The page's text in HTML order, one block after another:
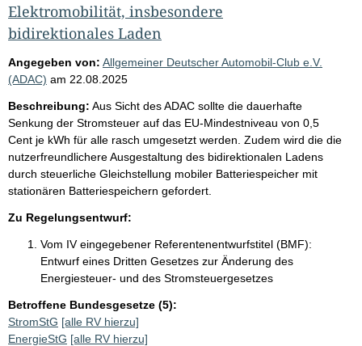
Elektromobilität, insbesondere
bidirektionales Laden
Angegeben von: Allgemeiner Deutscher Automobil-Club e.V.
(ADAC) am 22.08.2025
Beschreibung: Aus Sicht des ADAC sollte die dauerhafte
Senkung der Stromsteuer auf das EU-Mindestniveau von 0,5
Cent je kWh für alle rasch umgesetzt werden. Zudem wird die die
nutzerfreundlichere Ausgestaltung des bidirektionalen Ladens
durch steuerliche Gleichstellung mobiler Batteriespeicher mit
stationären Batteriespeichern gefordert.
Zu Regelungsentwurf:
Vom IV eingegebener Referentenentwurfstitel (BMF):
Entwurf eines Dritten Gesetzes zur Änderung des
Energiesteuer- und des Stromsteuergesetzes
Betroffene Bundesgesetze (5):
StromStG [alle RV hierzu]
EnergieStG [alle RV hierzu]